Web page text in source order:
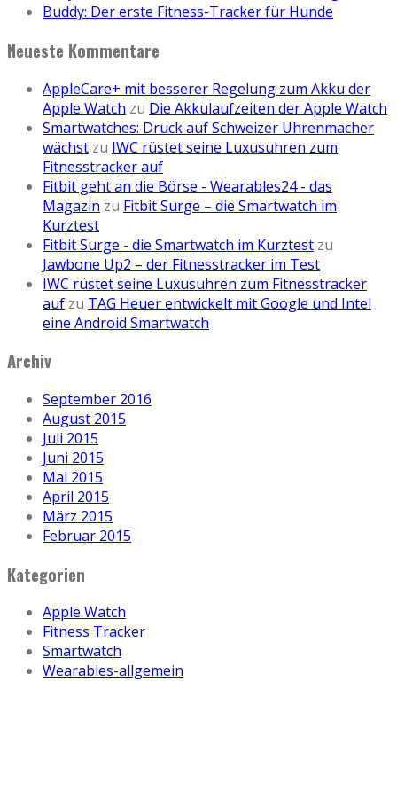
Buddy: Der erste Fitness-Tracker für Hunde
Neueste Kommentare
AppleCare+ mit besserer Regelung zum Akku der
Apple Watch zu Die Akkulaufzeiten der Apple Watch
Smartwatches: Druck auf Schweizer Uhrenmacher
wächst zu IWC rüstet seine Luxusuhren zum
Fitnesstracker auf
Fitbit geht an die Börse - Wearables24 - das
Magazin zu Fitbit Surge – die Smartwatch im
Kurztest
Fitbit Surge - die Smartwatch im Kurztest zu
Jawbone Up2 – der Fitnesstracker im Test
IWC rüstet seine Luxusuhren zum Fitnesstracker
auf zu TAG Heuer entwickelt mit Google und Intel
eine Android Smartwatch
Archiv
September 2016
August 2015
Juli 2015
Juni 2015
Mai 2015
April 2015
März 2015
Februar 2015
Kategorien
Apple Watch
Fitness Tracker
Smartwatch
Wearables-allgemein